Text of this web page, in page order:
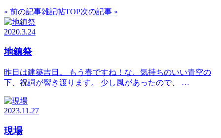
« 前の記事雑記帖TOP次の記事 »
2020.3.24
地鎮祭
昨日は建築吉日。 もう春ですね！な、気持ちのいい青空の
下、祝詞が響き渡ります。 少し風があったので、 …
2023.11.27
現場